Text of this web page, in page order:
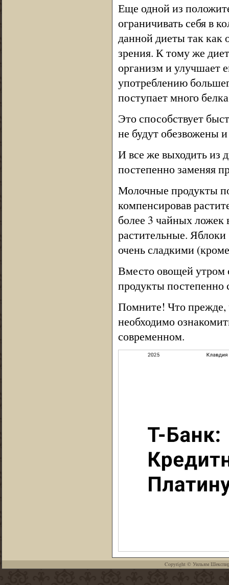
Еще одной из
ограничивать себя в
данной диеты так как
зрения. К тому же
организм и улучшает
употреблению
поступает много
Это способствует
не будут обезвожены
И все же выходить из
постепенно заменяя
Молочные продукты
компенсировав
более 3 чайных
растительные.
очень сладкими
Вместо овощей утром
продукты постепенно
Помните! Что прежде,
необходимо
современном.
Copyright © Уильям